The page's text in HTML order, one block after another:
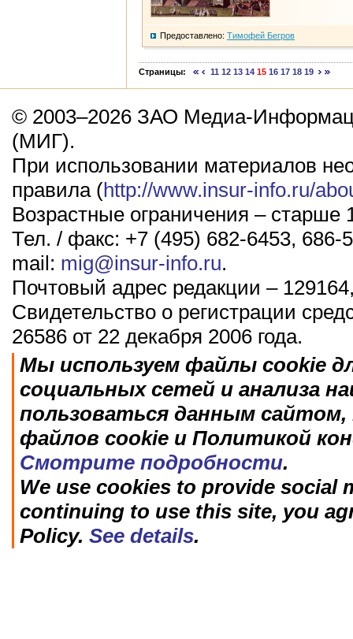
Предоставлено: Тимофей Бегров
Страницы: 11 12 13 14 15 16 17 18 19
© 2003–2026 ЗАО Медиа-
(МИГ).
При использовании материалов
правила (http://www.insur-info.ru/
Возрастные ограничения – старше
Тел. / факс: +7 (495) 682-6453, 686-
mail: mig@insur-info.ru.
Почтовый адрес редакции –
Свидетельство о регистрации
26586 от 22 декабря 2006 года.
Мы используем файлы cookie
социальных сетей и анализа
пользоваться данным
файлов cookie и Политикой
Смотрите подробности.
We use cookies to provide social
continuing to use this site, you
Policy. See details.